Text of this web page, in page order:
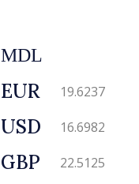
MDL
EUR 19.6237
USD 16.6982
GBP 22.5125